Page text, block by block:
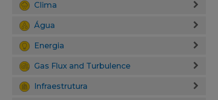
Clima
Água
Energia
Gas Flux and Turbulence
Infraestrutura